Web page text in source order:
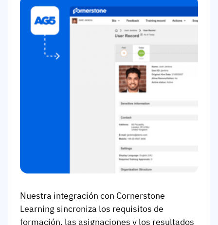
Nuestra integración con Cornerstone
Learning sincroniza los requisitos de
formación, las asignaciones y los resultados